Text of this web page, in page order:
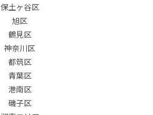
保土ヶ谷区
旭区
鶴見区
神奈川区
都筑区
青葉区
港南区
磯子区